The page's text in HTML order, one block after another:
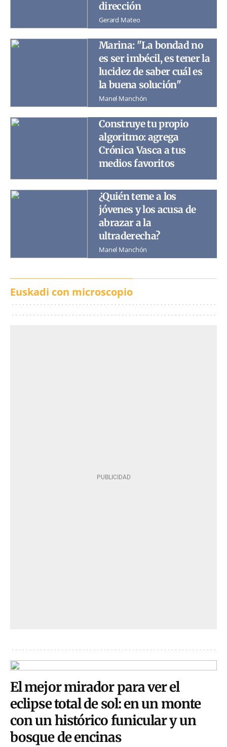
dirección
Gerard Mateo
Marina: "La bondad no
es ser imbécil, es tener la
lucidez de saber cuál es
la buena solución"
Manel Manchón
Construye tu propio
algoritmo: agrega
Crónica Vasca a tus
medios favoritos
¿Quién teme a los
jóvenes y los acusa de
abrazar a la
ultraderecha?
Manel Manchón
Euskadi con microscopio
El mejor mirador para ver el
eclipse total de sol: en un monte
con un histórico funicular y un
bosque de encinas